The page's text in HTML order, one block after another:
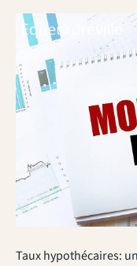
Taux hypothécaires: